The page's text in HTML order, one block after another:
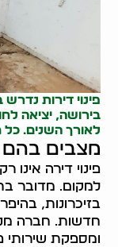
פינוי דירות נדרש
בירושה, יציאה
לאורך השנים. כל
מצבים
פינוי דירה
למקום. מדובר
בזיכרונות,
חדשות. חברה
ומספקת שירותי